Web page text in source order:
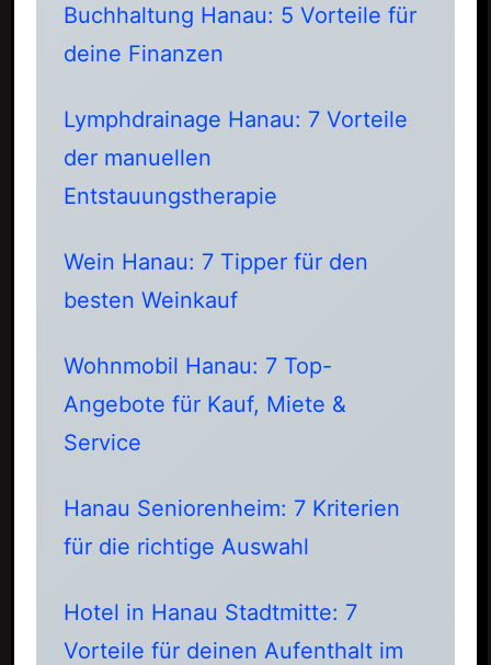
Buchhaltung Hanau: 5 Vorteile für
deine Finanzen
Lymphdrainage Hanau: 7 Vorteile
der manuellen
Entstauungstherapie
Wein Hanau: 7 Tipper für den
besten Weinkauf
Wohnmobil Hanau: 7 Top-
Angebote für Kauf, Miete &
Service
Hanau Seniorenheim: 7 Kriterien
für die richtige Auswahl
Hotel in Hanau Stadtmitte: 7
Vorteile für deinen Aufenthalt im